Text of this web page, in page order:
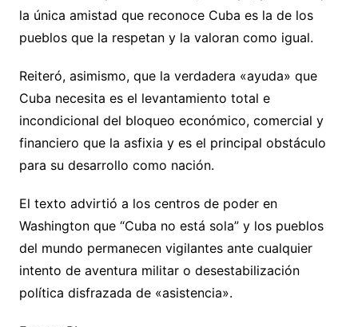
la única amistad que reconoce Cuba es la de los
pueblos que la respetan y la valoran como igual.
Reiteró, asimismo, que la verdadera «ayuda» que
Cuba necesita es el levantamiento total e
incondicional del bloqueo económico, comercial y
financiero que la asfixia y es el principal obstáculo
para su desarrollo como nación.
El texto advirtió a los centros de poder en
Washington que “Cuba no está sola” y los pueblos
del mundo permanecen vigilantes ante cualquier
intento de aventura militar o desestabilización
política disfrazada de «asistencia».